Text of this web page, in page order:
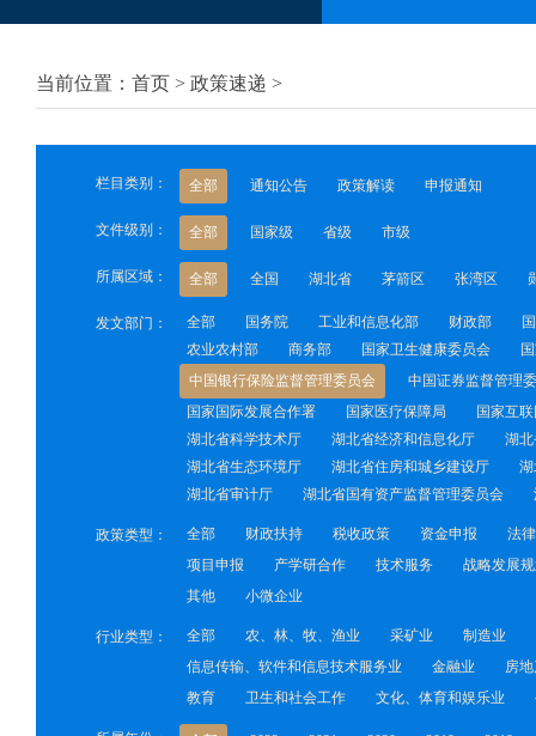
当前位置：首页 > 政策速递 >
栏目类别： 全部 通知公告 政策解读 申报通知
文件级别： 全部 国家级 省级 市级
所属区域： 全部 全国 湖北省 茅箭区 张湾区
发文部门： 全部 国务院 工业和信息化部 财政部
农业农村部
商务部 国家卫生健康委员会
中国银行保险监督管理委员会
中国证券监督管理
国家国际发展合作署
国家医疗保障局
国家互
湖北省科学技术厅
湖北省经济和信息化厅
湖
湖北省生态环境厅
湖北省住房和城乡建设厅
湖北省审计厅
湖北省国有资产监督管理委员会
政策类型： 全部 财政扶持 税收政策 资金申报
法
项目申报
产学研合作 技术服务
战略发展
其他
小微企业
行业类型： 全部 农、林、牧、渔业 采矿业
制造业
信息传输、软件和信息技术服务业
金融业
房
教育
卫生和社会工作 文化、体育和娱乐业